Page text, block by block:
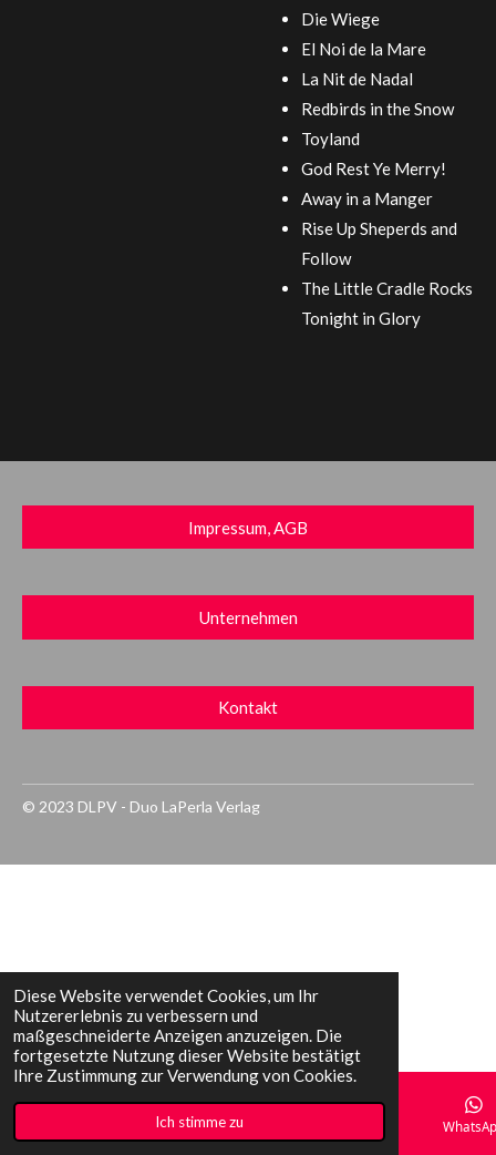
Diese Website verwendet Cookies, um Ihr
Nutzererlebnis zu verbessern und
maßgeschneiderte Anzeigen anzuzeigen. Die
fortgesetzte Nutzung dieser Website bestätigt
Ihre Zustimmung zur Verwendung von Cookies.
Ich stimme zu
Die Wiege
El Noi de la Mare
La Nit de Nadal
Redbirds in the Snow
Toyland
God Rest Ye Merry!
Away in a Manger
Rise Up Sheperds and
Follow
The Little Cradle Rocks
Tonight in Glory
Impressum, AGB
Unternehmen
Kontakt
© 2023 DLPV - Duo LaPerla Verlag
Telefon